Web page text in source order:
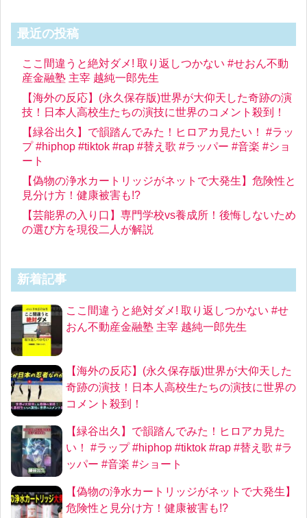
最近の投稿
ここ間違うと絶対ダメ! 取り返しつかない #せおん不動
産金融塾 主宰 越純一郎先生
【海外の反応】(永久保存版)世界が大仰天した奇跡の演
技！日本人高校生たちの演技に世界のコメント殺到！
【緑谷出久】で韻踏んでみた！ヒロアカ見たい！ #ラッ
プ #hiphop #tiktok #rap #替え歌 #ラッパー #音楽 #ショ
ート
【偽物の浄水カートリッジがネットで大発生】危険性と
見分け方！健康被害も!?
【芸能界の入り口】専門学校vs養成所！後悔しないため
の選び方を現役二人が解説
新着記事
ここ間違うと絶対ダメ! 取り返しつかない #せ
おん不動産金融塾 主宰 越純一郎先生
【海外の反応】(永久保存版)世界が大仰天した
奇跡の演技！日本人高校生たちの演技に世界の
コメント殺到！
【緑谷出久】で韻踏んでみた！ヒロアカ見た
い！ #ラップ #hiphop #tiktok #rap #替え歌 #ラ
ッパー #音楽 #ショート
【偽物の浄水カートリッジがネットで大発生】
危険性と見分け方！健康被害も!?